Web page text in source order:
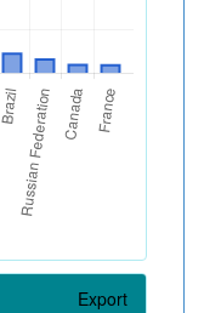
Export